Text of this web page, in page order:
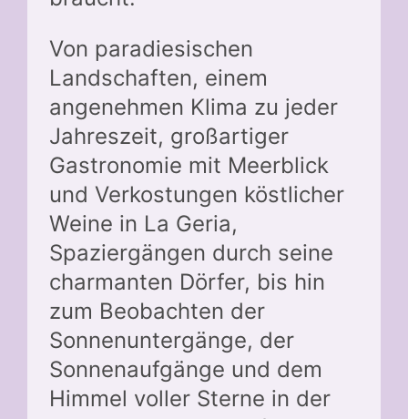
Von paradiesischen
Landschaften, einem
angenehmen Klima zu jeder
Jahreszeit, großartiger
Gastronomie mit Meerblick
und Verkostungen köstlicher
Weine in La Geria,
Spaziergängen durch seine
charmanten Dörfer, bis hin
zum Beobachten der
Sonnenuntergänge, der
Sonnenaufgänge und dem
Himmel voller Sterne in der